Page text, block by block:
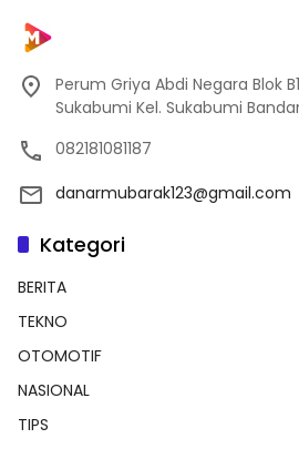
Perum Griya Abdi Negara Blok
Sukabumi Kel. Sukabumi
082181081187
danarmubarak123@gmail.com
Kategori
BERITA
TEKNO
OTOMOTIF
NASIONAL
TIPS